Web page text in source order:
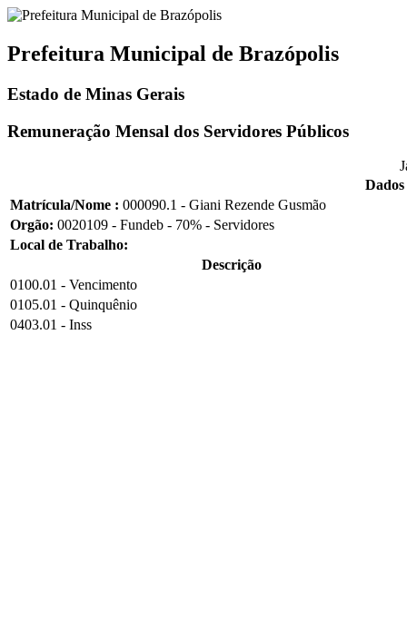
Prefeitura Municipal de Brazópolis
Estado de Minas Gerais
Remuneração Mensal dos Servidores Públicos
Matrícula/Nome : 000090.1 - Giani Rezende Gusmão
Orgão: 0020109 - Fundeb - 70% - Servidores
Local de Trabalho:
Descrição
0100.01 - Vencimento
0105.01 - Quinquênio
0403.01 - Inss